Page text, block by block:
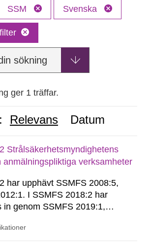
SSM Svenska
sökning
ger 1 träffar.
Relevans Datum
Strålsäkerhetsmyndighetens
anmälningspliktiga verksamheter
har upphävt SSMFS 2008:5,
I SSMFS 2018:2 har
in genom SSMFS 2019:1,